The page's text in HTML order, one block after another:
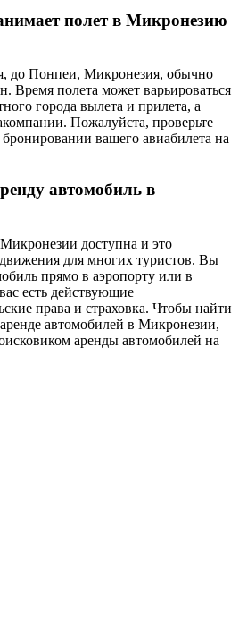
полет в Микронезию
до Понпеи, Микронезия, обычно
Время полета может варьироваться
города вылета и прилета, а
Пожалуйста, проверьте
вашего авиабилета на
автомобиль в
доступна и это
для многих туристов. Вы
прямо в аэропорту или в
есть действующие
права и страховка. Чтобы найти
автомобилей в Микронезии,
аренды автомобилей на